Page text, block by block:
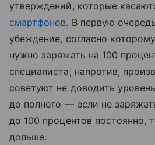
утверждений, которые
смартфонов. В первую
убеждение, согласно
нужно заряжать на 100
специалиста, напротив,
советуют не доводить
до полного — если не
до 100 процентов постоянно,
дольше.